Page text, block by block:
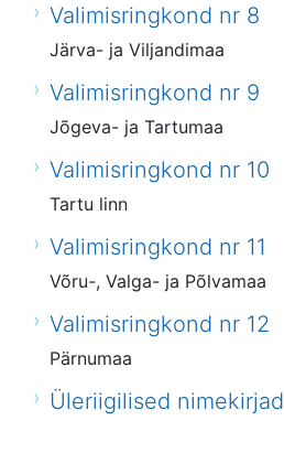
Valimisringkond nr 8
Järva- ja Viljandimaa
Valimisringkond nr 9
Jõgeva- ja Tartumaa
Valimisringkond nr 10
Tartu linn
Valimisringkond nr 11
Võru-, Valga- ja Põlvamaa
Valimisringkond nr 12
Pärnumaa
Üleriigilised nimekirjad